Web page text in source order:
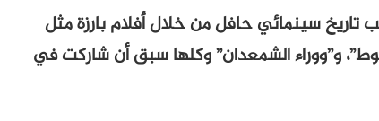
من العمر 78 سنة- صاحب تاريخ سينمائي حافل من خلال أفلام بارزة مثل
و”ووراء الشمعدان” وكلها سبق أن شاركت في